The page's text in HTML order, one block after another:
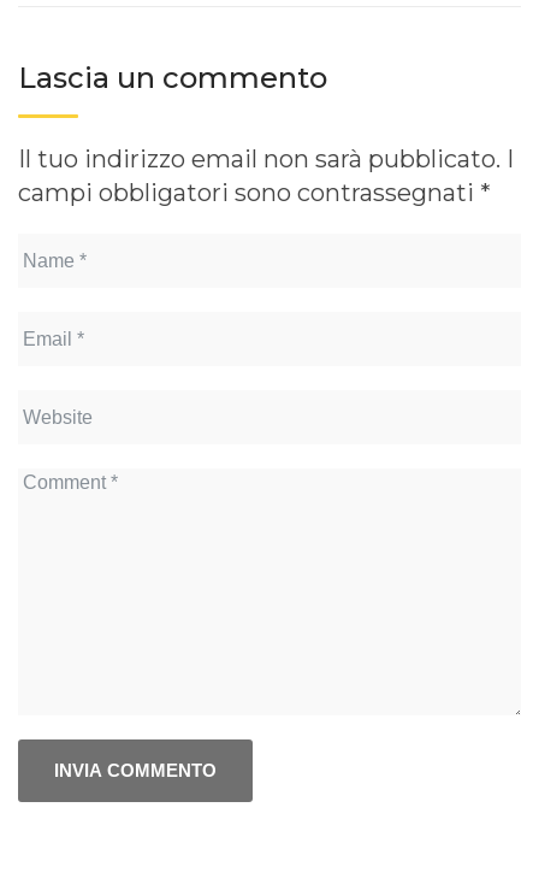
Lascia un commento
Il tuo indirizzo email non sarà pubblicato. I
campi obbligatori sono contrassegnati *